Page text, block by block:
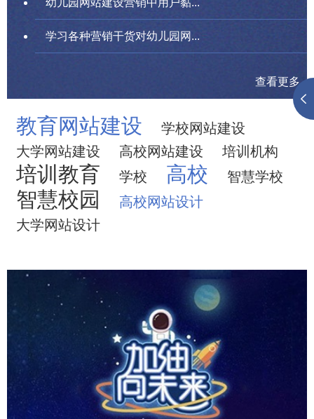
幼儿园网站建设营销中用户黏...
学习各种营销干货对幼儿园网...
查看更多
教育网站建设
学校网站建设
大学网站建设
高校网站建设 培训机构
培训教育 学校 高校 智慧学校
智慧校园
高校网站设计
大学网站设计
CCTV1 加油向未来
培训教育 小程序 定制开发